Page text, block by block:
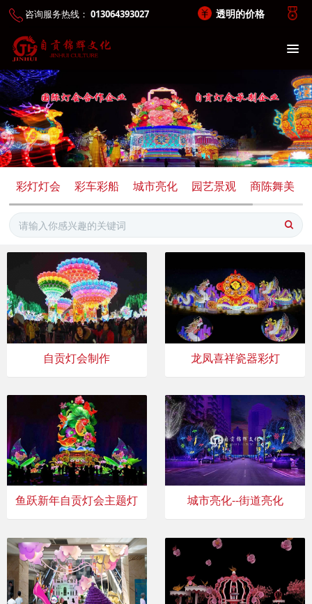
咨询服务热线： 013064393027 透明的价格
彩灯灯会 彩车彩船 城市亮化 园艺景观 商陈舞美
自贡灯会制作 龙凤喜祥瓷器彩灯
鱼跃新年自贡灯会主题灯 城市亮化--街道亮化